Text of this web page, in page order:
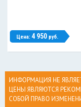
Цена:4 950 руб.
ИНФОРМАЦИЯ НЕ
ЦЕНЫ ЯВЛЯЮТСЯ
СОБОЙ ПРАВО